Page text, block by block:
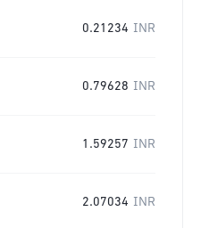
0.21234 INR
0.79628 INR
1.59257 INR
2.07034 INR